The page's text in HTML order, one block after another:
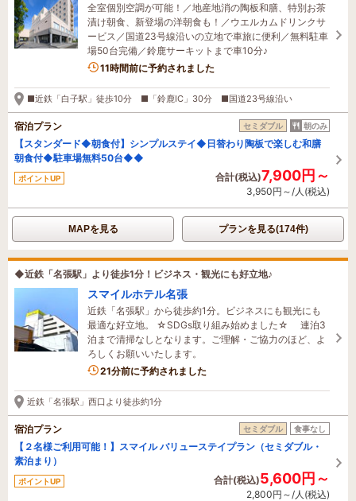
全室個別空調が可能！／地産地消の陶板和膳、特別お茶
漬け朝食、新登場の洋朝食も！／ウエルカムドリンクサ
ービス／国道23号線沿いの立地で車旅に便利／無料駐車
場50台完備／鈴鹿サーキットまで車10分♪
3名がこの宿を見ています
11時間前に予約されました
■近鉄「白子駅」徒歩10分 ■「鈴鹿IC」30分 ■国道23号線沿い
宿泊プラン セミダブル 朝のみ
【スタンダード◆朝食付】シンプルステイ◆日替わり陶板で楽しむ和膳
朝食付◆駐車場無料50台◆◆
ポイントUP 合計(税込)7,900円～
3,950円～/人(税込)
MAPを見る プランを見る(174件)
◆近鉄「名張駅」より徒歩1分！ビジネス・観光にも好立地♪
スマイルホテル名張
近鉄「名張駅」から徒歩約1分。ビジネスにも観光にも
最適な好立地。 ☆SDGs取り組み始めました☆ 連泊3
泊まで清掃なしとなります。ご理解・ご協力のほど、よ
ろしくお願いいたします。
5名がこの宿を見ています
21分前に予約されました
近鉄「名張駅」西口より徒歩約1分
宿泊プラン セミダブル 食事なし
【２名様ご利用可能！】スマイル バリューステイプラン（セミダブル・
素泊まり）
ポイントUP 合計(税込)5,600円～
2,800円～/人(税込)